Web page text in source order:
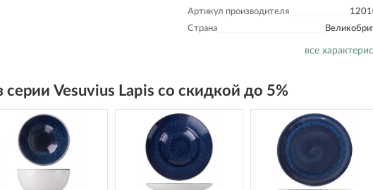
Артикул производителя
Страна
все
серии Vesuvius Lapis со скидкой до 5%